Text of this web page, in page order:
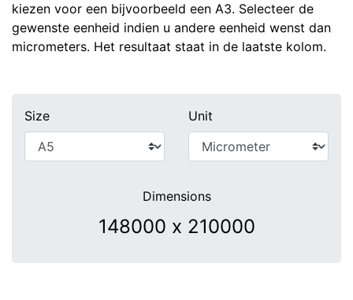
kiezen voor een bijvoorbeeld een A3. Selecteer de
gewenste eenheid indien u andere eenheid wenst dan
micrometers. Het resultaat staat in de laatste kolom.
Size Unit
Dimensions